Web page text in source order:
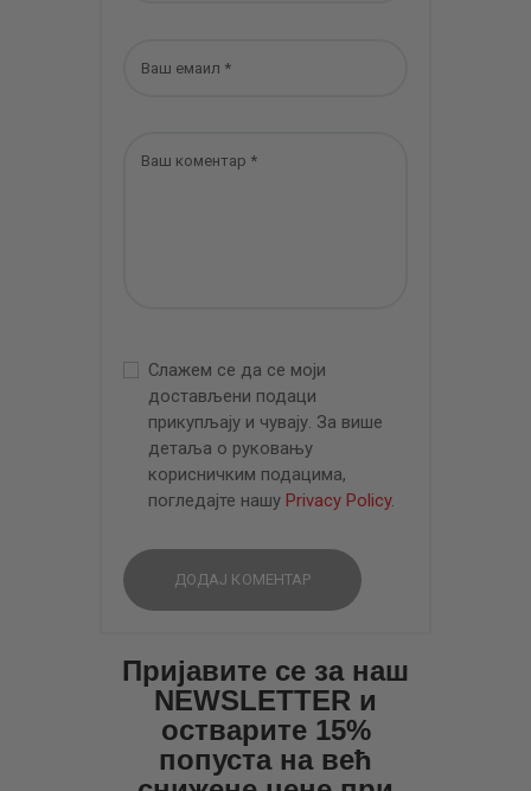
Слажем се да се моји
достављени подаци
прикупљају и чувају. За више
детаља о руковању
корисничким подацима,
погледајте нашу Privacy Policy.
Пријавите се за наш
NEWSLETTER и
остварите 15%
попуста на већ